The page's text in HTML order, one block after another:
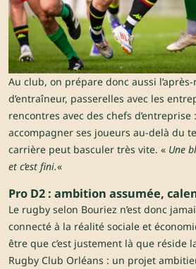
Au club, on prépare donc aussi
d’entraîneur, passerelles avec les
rencontres avec des chefs d’entreprise
accompagner ses joueurs au-delà du
carrière peut basculer très vite. « Une
et c’est fini.«
Pro D2 : ambition assumée,
Le rugby selon Bouriez n’est donc
connecté à la réalité sociale et
être que c’est justement là que réside
Rugby Club Orléans : un projet